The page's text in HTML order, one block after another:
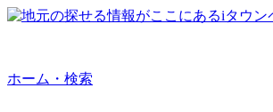
ホーム・検索